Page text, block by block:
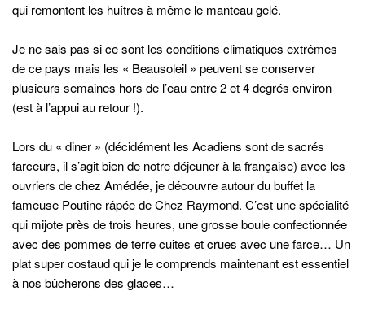
qui remontent les huîtres à même le manteau gelé.
Je ne sais pas si ce sont les conditions climatiques extrêmes
de ce pays mais les « Beausoleil » peuvent se conserver
plusieurs semaines hors de l’eau entre 2 et 4 degrés environ
(est à l’appui au retour !).
Lors du « diner » (décidément les Acadiens sont de sacrés
farceurs, il s’agit bien de notre déjeuner à la française) avec les
ouvriers de chez Amédée, je découvre autour du buffet la
fameuse Poutine râpée de Chez Raymond. C’est une spécialité
qui mijote près de trois heures, une grosse boule confectionnée
avec des pommes de terre cuites et crues avec une farce… Un
plat super costaud qui je le comprends maintenant est essentiel
à nos bûcherons des glaces…